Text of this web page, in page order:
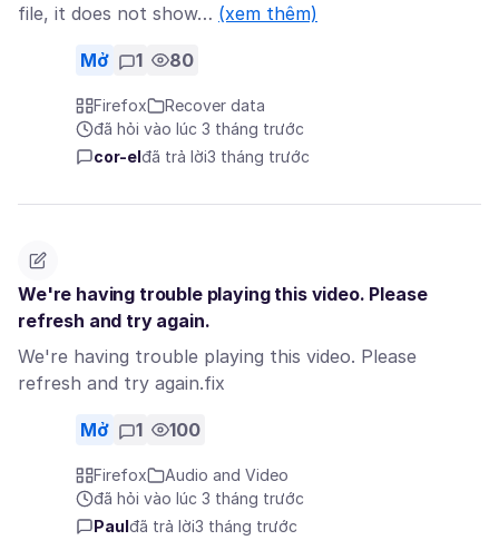
file, it does not show… (xem thêm)
Mở 1 80
Firefox
Recover data
đã hỏi vào lúc 3 tháng trước
cor-el đã trả lời3 tháng trước
We're having trouble playing this video. Please
refresh and try again.
We're having trouble playing this video. Please
refresh and try again.fix
Mở 1 100
Firefox
Audio and Video
đã hỏi vào lúc 3 tháng trước
Paul đã trả lời3 tháng trước